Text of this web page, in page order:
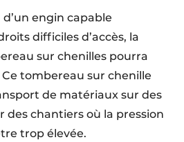
d’un engin capable
difficiles d’accès, la
sur chenilles pourra
tombereau sur chenille
de matériaux sur des
des chantiers où la pression
trop élevée.